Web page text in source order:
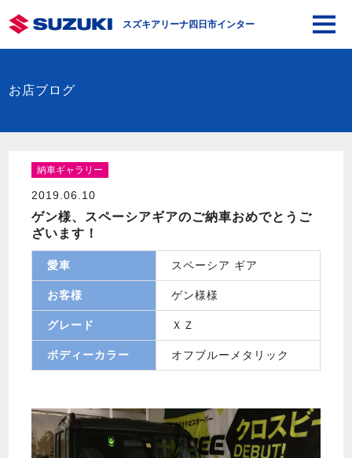
スズキアリーナ四日市インター
お店ブログ
納車ギャラリー
2019.06.10
ゲン様、スペーシアギアのご納車おめでとうご
ざいます！
愛車 スペーシア ギア
お客様 ゲン様様
グレード ＸＺ
ボディーカラー オフブルーメタリック